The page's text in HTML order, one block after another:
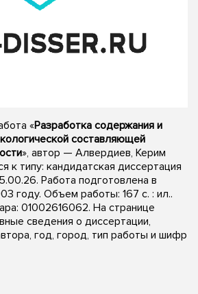
«Разработка содержания и
составляющей
», автор — Алвердиев, Керим
к типу: кандидатская диссертация
Работа подготовлена в
году. Объем работы: 167 с. : ил..
01002616062. На странице
сведения о диссертации,
год, город, тип работы и шифр